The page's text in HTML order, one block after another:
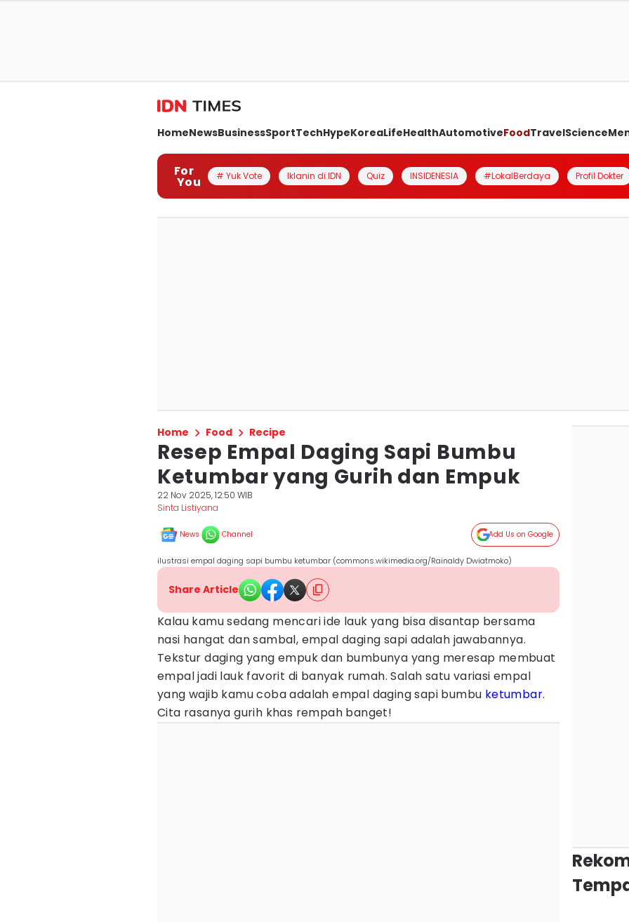
HomeNewsBusinessSportTechHypeKoreaLifeHealthAutomotiveFoodTravelScience
For
You # Yuk Vote Iklanin di IDN Quiz INSIDENESIA #LokalBerdaya Profil Dokter
Home Food Recipe
Resep Empal Daging Sapi Bumbu
Ketumbar yang Gurih dan Empuk
22 Nov 2025, 12:50 WIB
Sinta Listiyana
News Channel Add Us on Google
ilustrasi empal daging sapi bumbu ketumbar (commons.wikimedia.org/Rainaldy Dwiatmoko)
Share Article
Kalau kamu sedang mencari ide lauk yang bisa disantap bersama
nasi hangat dan sambal, empal daging sapi adalah jawabannya.
Tekstur daging yang empuk dan bumbunya yang meresap membuat
empal jadi lauk favorit di banyak rumah. Salah satu variasi empal
yang wajib kamu coba adalah empal daging sapi bumbu ketumbar.
Cita rasanya gurih khas rempah banget!